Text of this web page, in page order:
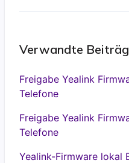
Verwandte
Freigabe Yealink
Telefone
Freigabe Yealink
Telefone
Yealink-Firmware lokal